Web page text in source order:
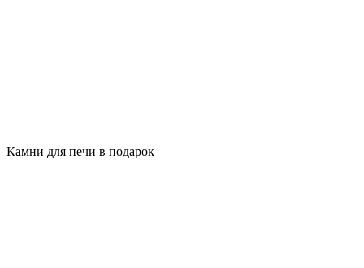
Камни для печи в подарок